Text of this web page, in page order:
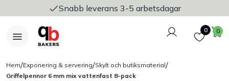
Snabb leverans 3-5 arbetsdagar
Logga in
Favoriter
0 0
Hem/Exponering & servering/Skylt och butiksmaterial/
Griffelpennor 6 mm mix vattenfast 8-pack